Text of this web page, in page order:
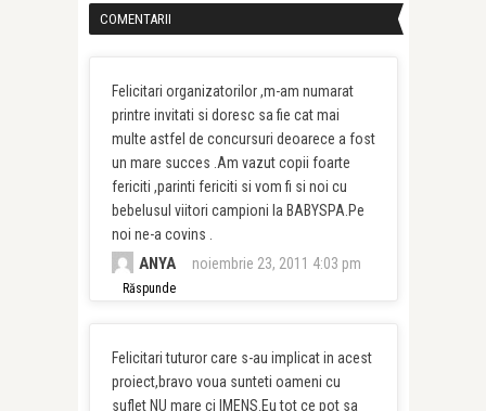
COMENTARII
Felicitari organizatorilor ,m-am numarat
printre invitati si doresc sa fie cat mai
multe astfel de concursuri deoarece a fost
un mare succes .Am vazut copii foarte
fericiti ,parinti fericiti si vom fi si noi cu
bebelusul viitori campioni la BABYSPA.Pe
noi ne-a covins .
ANYA noiembrie 23, 2011 4:03 pm
Răspunde
Felicitari tuturor care s-au implicat in acest
proiect,bravo voua sunteti oameni cu
suflet NU mare ci IMENS.Eu tot ce pot sa